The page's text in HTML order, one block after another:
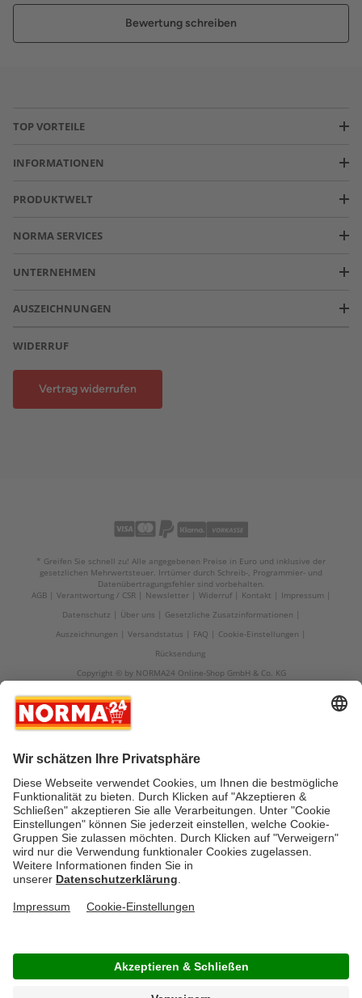
Bewertung schreiben
TOP VORTEILE
INFORMATIONEN
PRODUKTWELT
NORMA SERVICES
UNTERNEHMEN
AUSZEICHNUNGEN
WIDERRUF
Vertrag widerrufen
* Greifen Sie schnell zu! Alle angegebenen Preise in Euro und inklusive der
gesetzlichen Mehrwertsteuer. Irrtümer durch Schreib-, Programmier- und
Datenübertragungsfehler sind vorbehalten.
AGB
Verantwortung / CSR Newsletter Widerruf Kontakt
Impressum
Datenschutz
Über uns
Gesetzliche Zusatzinformationen
Auszeichnungen
Versandstatus FAQ
Cookie-Einstellungen
Rücksendung
Copyright © by NORMA24 Online-Shop GmbH & Co. KG